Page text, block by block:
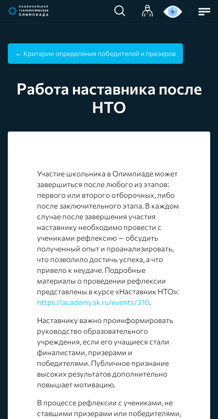
← Критерии определения победителей и призеров
Работа наставника после
НТО
Участие школьника в Олимпиаде может
завершиться после любого из этапов:
первого или второго отборочных, либо
после заключительного этапа. В каждом
случае после завершения участия
наставнику необходимо провести с
учениками рефлексию — обсудить
полученный опыт и проанализировать,
что позволило достичь успеха, а что
привело к неудаче. Подробные
материалы о проведении рефлексии
представлены в курсе «Наставник НТО»:
https://academy.sk.ru/events/310.
Наставнику важно проинформировать
руководство образовательного
учреждения, если его учащиеся стали
финалистами, призерами и
победителями. Публичное признание
высоких результатов дополнительно
повышает мотивацию.
В процессе рефлексии с учениками, не
ставшими призерами или победителями,